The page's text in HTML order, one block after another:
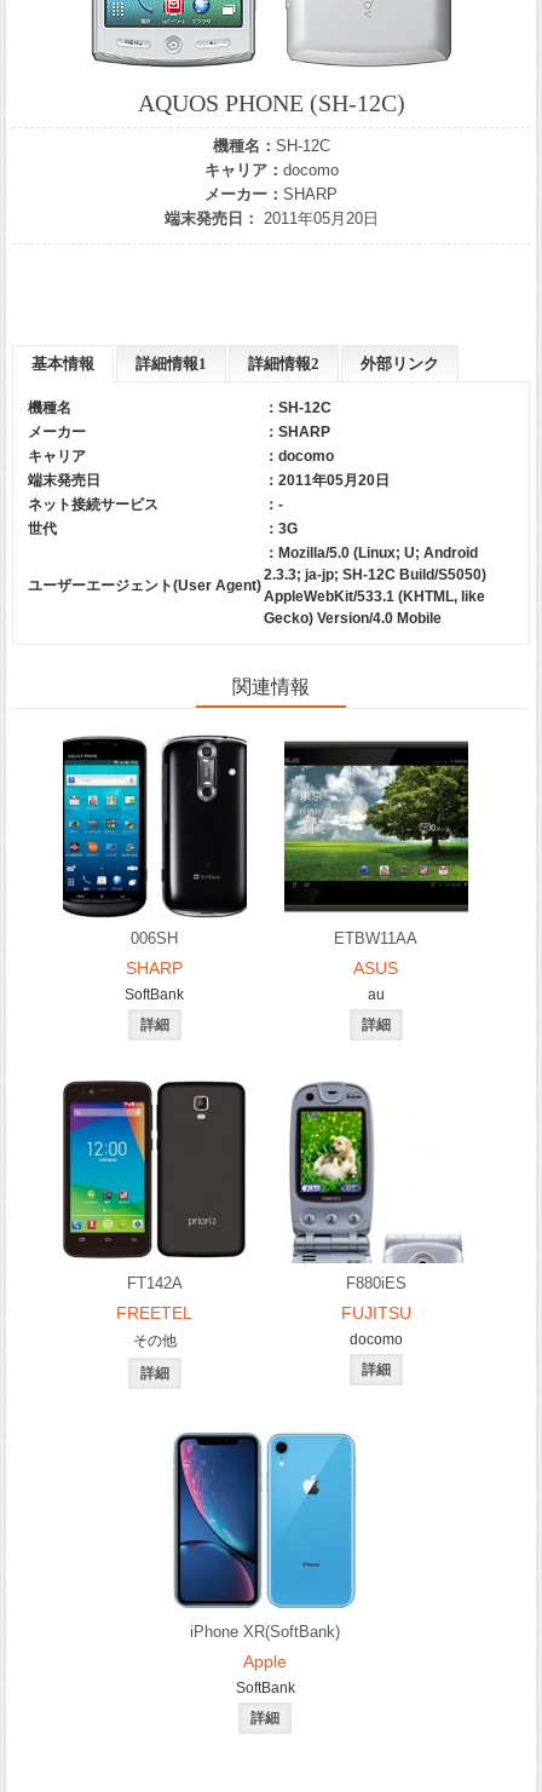
AQUOS PHONE (SH-12C)
機種名： SH-12C
キャリア： docomo
メーカー： SHARP
端末発売日： 2011年05月20日
基本情報 詳細情報1 詳細情報2 外部リンク
機種名
：SH-12C
メーカー
： SHARP
キャリア
： docomo
端末発売日
：2011年05月20日
ネット接続サービス
：-
世代
：3G
ユーザーエージェント(User Agent)
：Mozilla/5.0 (Linux; U; Android
2.3.3; ja-jp; SH-12C Build/S5050)
AppleWebKit/533.1 (KHTML, like
Gecko) Version/4.0 Mobile
関連情報
006SH
SHARP
SoftBank
ETBW11AA
ASUS
au
FT142A
FREETEL
その他
F880iES
FUJITSU
docomo
iPhone XR(SoftBank)
Apple
SoftBank